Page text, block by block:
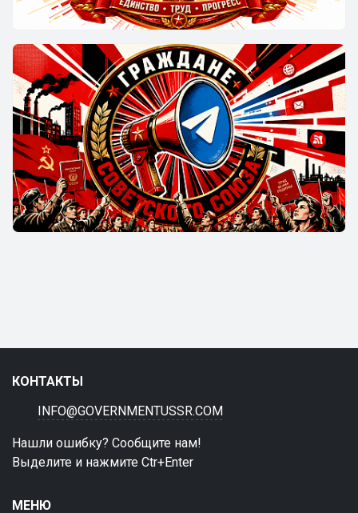
КОНТАКТЫ
INFO@GOVERNMENTUSSR.COM
Нашли ошибку? Сообщите нам!
Выделите и нажмите Ctr+Enter
МЕНЮ